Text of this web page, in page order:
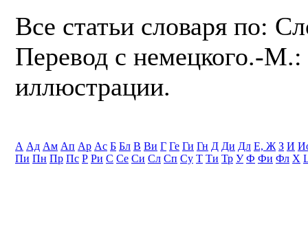
Все статьи словаря по:
Перевод с немецкого.-
иллюстрации.
А Ад Ам Ап Ар Ас Б Бл В Ви Г Ге Ги Гн Д Ди Дл Е, Ж З И
Пи Пн Пр Пс Р Ри С Се Си Сл Сп Су Т Ти Тр У Ф Фи Фл Х